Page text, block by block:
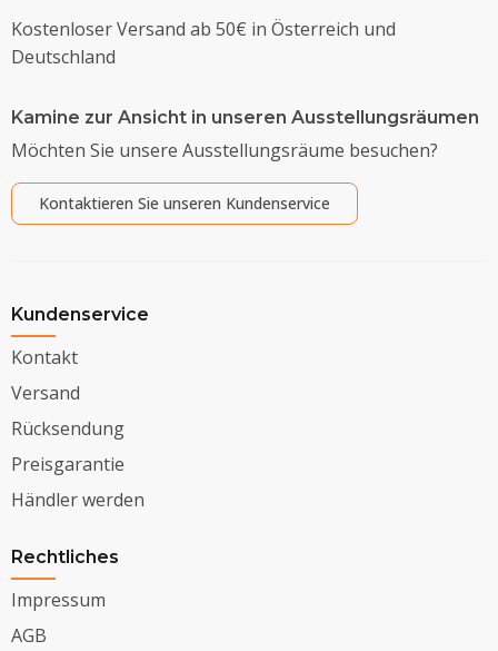
Kostenloser Versand ab 50€ in Österreich und
Deutschland
Kamine zur Ansicht in unseren Ausstellungsräumen
Möchten Sie unsere Ausstellungsräume besuchen?
Kontaktieren Sie unseren Kundenservice
Kundenservice
Kontakt
Versand
Rücksendung
Preisgarantie
Händler werden
Rechtliches
Impressum
AGB